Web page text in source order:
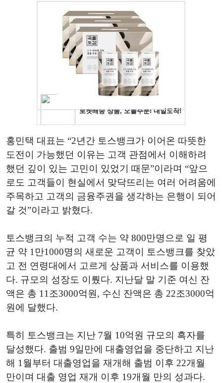
홍민택 대표는 “2년간 토스뱅크가 이어온 따뜻한
도전이 가능했던 이유는 고객 관점에서 이해하려
했던 깊이 있는 고민이 있었기 때문”이라며 “앞으
로도 고객들이 현실에서 맞닥뜨리는 여러 어려움에
주목하고 고객의 금융주권을 생각하는 은행이 되어
갈 것”이라고 밝혔다.
토스뱅크의 누적 고객 수는 약 800만명으로 일 평
균 약 1만1000명의 새로운 고객이 토스뱅크를 찾았
고 전 연령대에서 고르게 상품과 서비스를 이용했
다. 규모의 성장도 이뤘다. 지난달 말 기준 여신 잔
액은 총 11조3000억원, 수신 잔액은 총 22조3000억
원에 달했다.
특히 토스뱅크는 지난 7월 10억원 규모의 흑자를
달성했다. 출범 9일만에 대출영업을 중단하고 지난
해 1월부터 대출영업을 재개해 출범 이후 22개월
만이며 대출 영업 재개 이후 19개월 만의 성과다.